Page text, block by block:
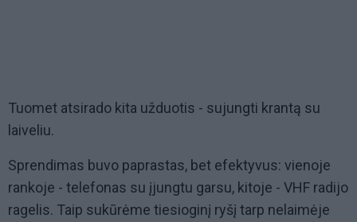
Tuomet atsirado kita užduotis - sujungti krantą su
laiveliu.
Sprendimas buvo paprastas, bet efektyvus: vienoje
rankoje - telefonas su įjungtu garsu, kitoje - VHF radijo
ragelis. Taip sukūrėme tiesioginį ryšį tarp nelaimėje